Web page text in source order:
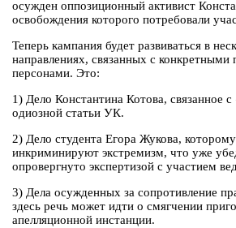
осужден оппозиционный активист
освобождения которого потребовали
Теперь кампания будет развиваться в
направлениях, связанных с
персонами. Это:
1) Дело Константина Котова, связанное
одиозной статьи УК.
2) Дело студента Егора Жукова,
инкриминируют экстремизм, что уже
опровергнуто экспертизой с участием
3) Дела осужденных за сопротивление
здесь речь может идти о смягчении
апелляционной инстанции.